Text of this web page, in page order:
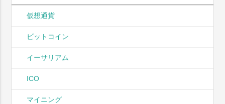
仮想通貨
ビットコイン
イーサリアム
ICO
マイニング